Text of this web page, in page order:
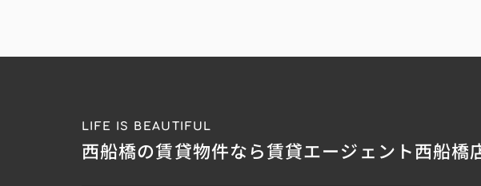
LIFE IS BEAUTIFUL
西船橋の賃貸物件なら賃貸エージェント西船橋